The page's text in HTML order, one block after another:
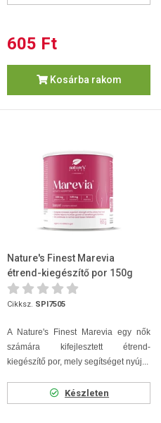
605 Ft
Kosárba rakom
Nature's Finest Marevia
étrend-kiegészítő por 150g
Cikksz. SPI7505
A Nature's Finest Marevia egy nők
számára kifejlesztett étrend-
kiegészítő por, mely segítséget nyúj...
Készleten